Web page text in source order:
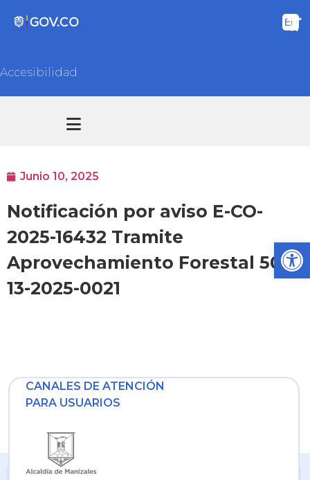
Accesibilidad
Junio 10, 2025
Notificación por aviso E-CO-
2025-16432 Tramite
Aprovechamiento Forestal 500-
13-2025-0021
CANALES DE ATENCIÓN
PARA USUARIOS